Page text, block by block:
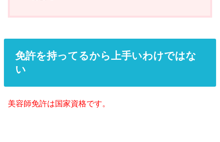
免許を持ってるから上手いわけではな
い
美容師免許は国家資格です。